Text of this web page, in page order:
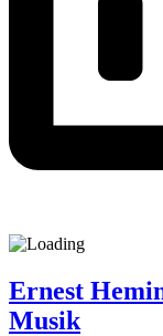
Ernest
Musik